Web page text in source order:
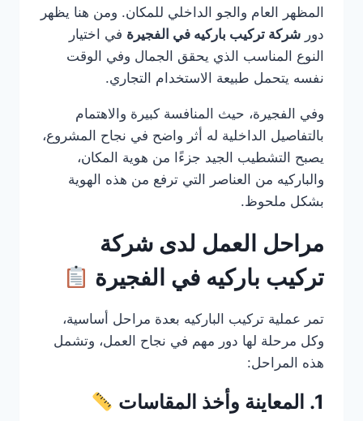
المظهر العام والجو الداخلي للمكان. ومن هنا يظهر
دور شركة تركيب باركيه في الفجيرة في اختيار
النوع المناسب الذي يحقق الجمال وفي الوقت
نفسه يتحمل طبيعة الاستخدام التجاري.
وفي الفجيرة، حيث المنافسة كبيرة والاهتمام
بالتفاصيل الداخلية له أثر واضح في نجاح المشروع،
يصبح التشطيب الجيد جزءًا من هوية المكان،
والباركيه من العناصر التي ترفع من هذه الهوية
بشكل ملحوظ.
مراحل العمل لدى شركة
تركيب باركيه في الفجيرة
تمر عملية تركيب الباركيه بعدة مراحل أساسية،
وكل مرحلة لها دور مهم في نجاح العمل، وتشمل
هذه المراحل:
1. المعاينة وأخذ المقاسات